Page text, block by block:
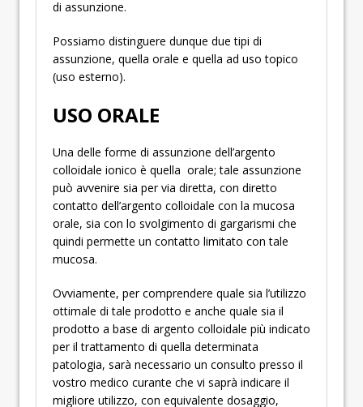
di assunzione.
Possiamo distinguere dunque due tipi di
assunzione, quella orale e quella ad uso topico
(uso esterno).
USO ORALE
Una delle forme di assunzione dell’argento
colloidale ionico è quella orale; tale assunzione
può avvenire sia per via diretta, con diretto
contatto dell’argento colloidale con la mucosa
orale, sia con lo svolgimento di gargarismi che
quindi permette un contatto limitato con tale
mucosa.
Ovviamente, per comprendere quale sia l’utilizzo
ottimale di tale prodotto e anche quale sia il
prodotto a base di argento colloidale più indicato
per il trattamento di quella determinata
patologia, sarà necessario un consulto presso il
vostro medico curante che vi saprà indicare il
migliore utilizzo, con equivalente dosaggio,